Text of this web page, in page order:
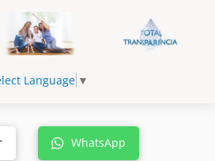
Language ▼
WhatsApp